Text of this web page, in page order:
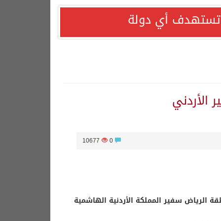
تستهدف أي دولة
الأردني
0
10677
الرياض سفير المملكة الأردنية الهاشمية